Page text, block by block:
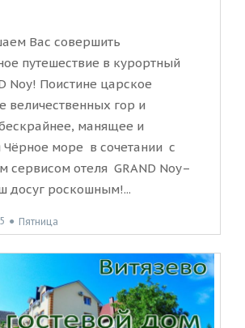
Вас совершить
путешествие в курортный
Noy! Поистине царское
величественных гор и
манящее и
Чёрное море в сочетании с
сервисом отеля GRAND Noy–
досуг роскошным!...
● Пятница